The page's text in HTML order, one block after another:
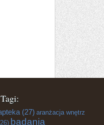
Tagi:
(27) aranżacja wnętrz
badania